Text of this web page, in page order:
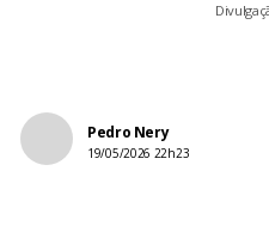
Pedro Nery
19/05/2026 22h23